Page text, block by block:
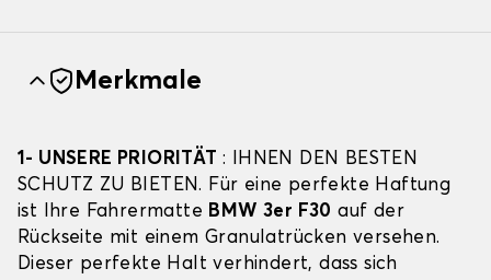
Merkmale
1- UNSERE PRIORITÄT : IHNEN DEN BESTEN
SCHUTZ ZU BIETEN. Für eine perfekte Haftung
ist Ihre Fahrermatte BMW 3er F30 auf der
Rückseite mit einem Granulatrücken versehen.
Dieser perfekte Halt verhindert, dass sich